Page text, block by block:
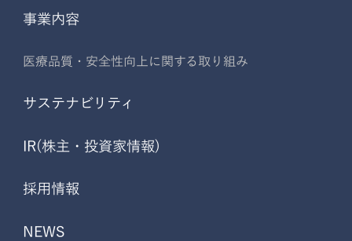
事業内容
医療品質・安全性向上に関する取り組み
サステナビリティ
IR(株主・投資家情報)
採用情報
NEWS